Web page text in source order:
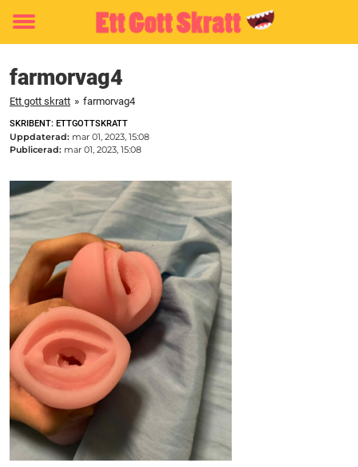
Toggle
farmorvag4
Ett gott skratt » farmorvag4
SKRIBENT: ETTGOTTSKRATT
Uppdaterad: mar 01, 2023, 15:08
Publicerad: mar 01, 2023, 15:08